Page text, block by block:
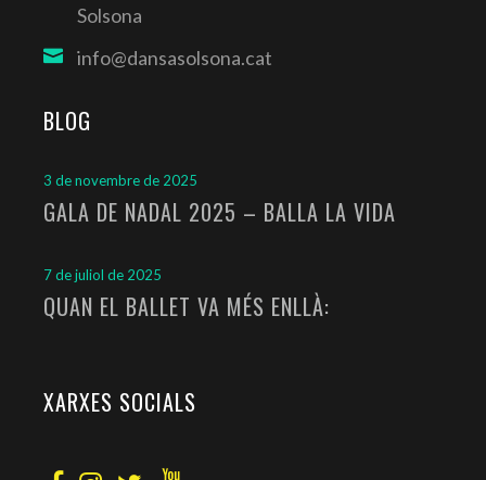
Solsona
info@dansasolsona.cat
BLOG
3 de novembre de 2025
GALA DE NADAL 2025 – BALLA LA VIDA
7 de juliol de 2025
QUAN EL BALLET VA MÉS ENLLÀ:
XARXES SOCIALS